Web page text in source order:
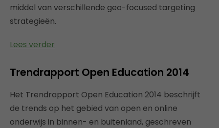
middel van verschillende geo-focused targeting
strategieën.
Lees verder
Trendrapport Open Education 2014
Het Trendrapport Open Education 2014 beschrijft
de trends op het gebied van open en online
onderwijs in binnen- en buitenland, geschreven